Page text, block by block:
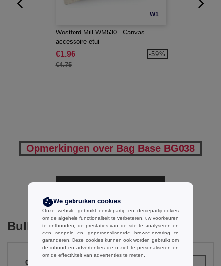
W1
Westford Mill WM530 - Canvas
accessoire-etui
€1.96
€4.75
-59%
Opmerkingen over Bag Base BG038
Een opmerking toevoegen
Bulk Orders
0
We gebruiken cookies
Onze website gebruikt eerstepartij- en derdepartijcookies
om de algehele functionaliteit te verbeteren, uw voorkeuren
te onthouden, de prestaties van de site te analyseren en
een soepele en gepersonaliseerde browse-ervaring te
garanderen. Deze cookies kunnen ook worden gebruikt om
de inhoud en advertenties die u ziet te personaliseren en
om de effectiviteit van advertenties te meten.